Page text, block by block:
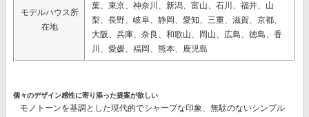
モデルハウス所
在地
葉、東京、神奈川、新潟、富山、石川、福井、山
梨、長野、岐阜、静岡、愛知、三重、滋賀、京都、
大阪、兵庫、奈良、和歌山、岡山、広島、徳島、香
川、愛媛、福岡、熊本、鹿児島
個々のデザイン感性に寄り添った提案が欲しい
モノトーンを基調とした現代的でシャープな印象、無駄のないシンプル